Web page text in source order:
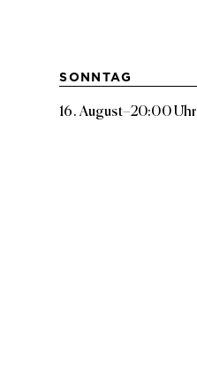
SONNTAG
16. August–20:00 Uhr